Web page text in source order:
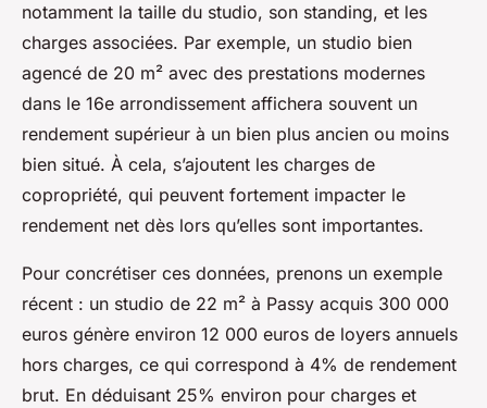
notamment la taille du studio, son standing, et les
charges associées. Par exemple, un studio bien
agencé de 20 m² avec des prestations modernes
dans le 16e arrondissement affichera souvent un
rendement supérieur à un bien plus ancien ou moins
bien situé. À cela, s’ajoutent les charges de
copropriété, qui peuvent fortement impacter le
rendement net dès lors qu’elles sont importantes.
Pour concrétiser ces données, prenons un exemple
récent : un studio de 22 m² à Passy acquis 300 000
euros génère environ 12 000 euros de loyers annuels
hors charges, ce qui correspond à 4% de rendement
brut. En déduisant 25% environ pour charges et